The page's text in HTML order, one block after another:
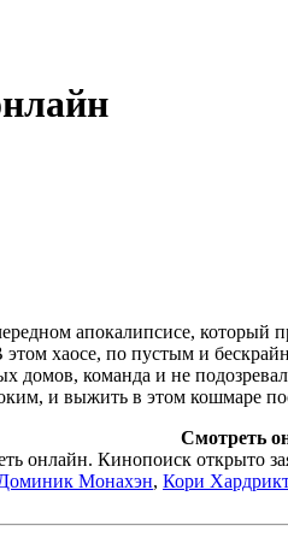
апокалипсисе,
этом хаосе, по пустым и
домов, команда и не
и выжить в этом кошмаре
Смотреть
Кинопоиск открыто
Монахэн, Кори Хардрикт